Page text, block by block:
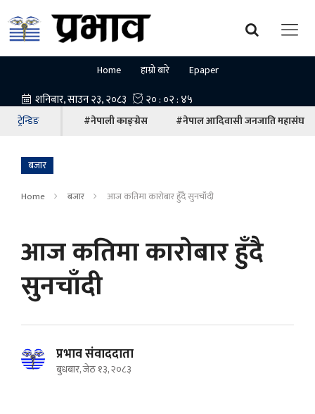
Home हाम्रो बारे Epaper
ट्रेन्डिङ #नेपाली काङ्ग्रेस #नेपाल आदिवासी जनजाति महासंघ
बजार
Home बजार आज कतिमा काराेबार हुँदै सुनचाँदी
आज कतिमा काराेबार हुँदै
सुनचाँदी
प्रभाव संवाददाता
बुधबार, जेठ १३, २०८३